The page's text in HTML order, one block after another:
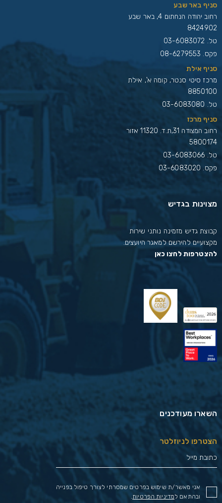
סניף באר שבע
רחוב יהודה הנחתום 4, באר שבע
8424902
טל. 03-6083072
פקס. 08-6279553
סניף אילת
מרכז סיטי סנטר, קומה א', אילת
8850100
טל. 03-6083080
סניף מרכז
רחוב המצודה 31,ת.ד. 11320 אזור
5800174
טל. 03-6083066
פקס. 03-6083020
מצוינות בגדיש
קבוצת גדיש מזמינה נותני שירות
מקצועיים להירשם למאגר היועצים.
להצטרפות לחצו כאן
השארו מעודכנים
הצטרפו לניוזלטר
אני מאשר/ת שימוש בפרטים שמסרתי לצורך טיפול בפנייה
ובהתאם למדיניות הפרטיות.